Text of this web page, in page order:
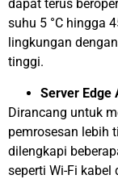
dapat terus
suhu 5 °C hingga
lingkungan
tinggi.
Server Edge
Dirancang untuk
pemrosesan lebih
dilengkapi
seperti Wi-Fi kabel